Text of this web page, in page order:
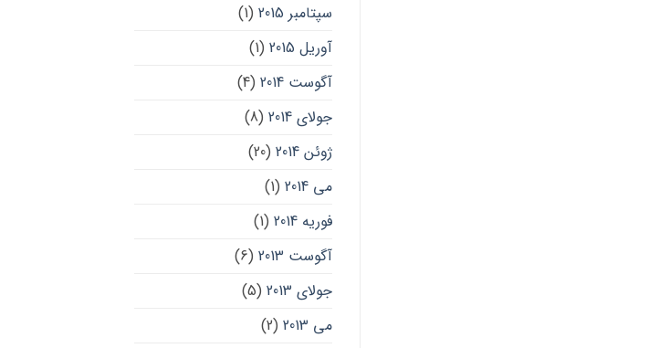
سپتامبر 2015
(1)
آوریل 2015
(1)
آگوست 2014
(4)
جولای 2014
(8)
ژوئن 2014
(20)
می 2014
(1)
فوریه 2014
(1)
آگوست 2013
(6)
جولای 2013
(5)
می 2013
(2)